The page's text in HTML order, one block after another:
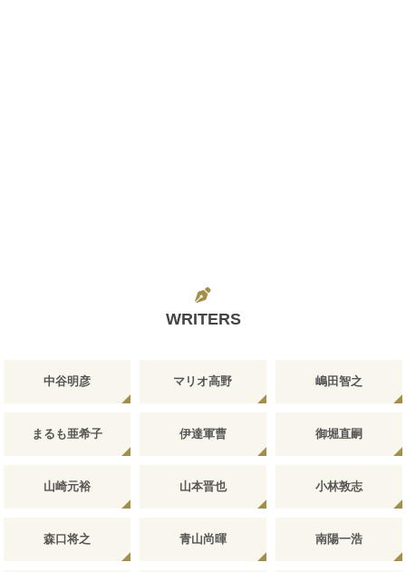
WRITERS
中谷明彦 マリオ高野 嶋田智之
まるも亜希子 伊達軍曹 御堀直嗣
山崎元裕 山本晋也 小林敦志
森口将之 青山尚暉 南陽一浩